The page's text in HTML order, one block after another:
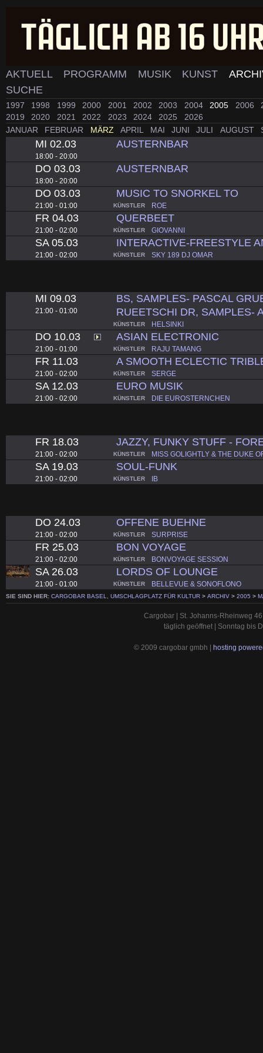
AKTUELL PROGRAMM MUSIK KUNST
SUCHE
1997 1998 1999 2000 2001 2002 2003 2004 2005 2006
2019
2020 2021 2022 2023 2024 2025
2026
JANUAR
FEBRUAR MÄRZ APRIL MAI JUNI JULI AUGUST
MI 02.03
18:00 - 20:00
AUSTERNBAR
DO 03.03
18:00 - 20:00
AUSTERNBAR
DO 03.03
21:00 - 01:00
MUSIC TO SNORKEL TO
KÜNSTLER ROE
FR 04.03
21:00 - 02:00
QUERBEET
KÜNSTLER GIOVANNI
SA 05.03
21:00 - 02:00
INTERACTIVE-FREESTYLE
KÜNSTLER SKY 189 DJ OMAR
MI 09.03
21:00 - 01:00
BS, SAMPLES- PASCAL
RUEETSCHI DR, SAMPLES-
KÜNSTLER HELSINKI
DO 10.03
21:00 - 01:00
ASIAN ELECTRONIC
KÜNSTLER RAJU TAMANG
FR 11.03
21:00 - 02:00
A SMOOTH ECLECTIC
KÜNSTLER SERGE
SA 12.03
21:00 - 02:00
EURO MUSIK
KÜNSTLER DIE EUROSTERNCHEN
FR 18.03
21:00 - 02:00
JAZZY, FUNKY STUFF -
KÜNSTLER MISS GOLIGHTLY & THE DUKE
SA 19.03
21:00 - 02:00
SOUL-FUNK
KÜNSTLER IB
DO 24.03
21:00 - 02:00
OFFENE BUEHNE
KÜNSTLER SURPRISE
FR 25.03
21:00 - 02:00
BON VOYAGE
KÜNSTLER BONVOYAGE SESSION
SA 26.03
21:00 - 01:00
LORDS OF LOUNGE
KÜNSTLER BELLEVUE & SONOFLONO
SIE SIND HIER: CARGOBAR BASEL, UMSCHLAGPLATZ FÜR KULTUR > ARCHIV > 2005 >
Cargobar | St. Johanns-Rheinweg
täglich geöffnet | Sonntag bis
© 2009 cargobar gmbh | hosting